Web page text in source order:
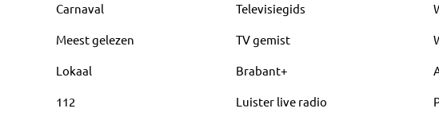
Carnaval
Meest gelezen
Lokaal
112
Televisiegids
TV gemist
Brabant+
Luister live radio